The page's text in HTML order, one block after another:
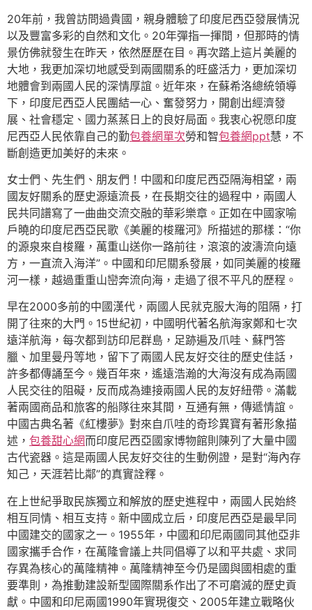
20年前，我曾訪問過貴國，親身體驗了印度尼西亞發展情況
以及豐富多彩的自然和文化。20年彈指一揮間，但那時的情
景仿佛就發生在昨天，依然歷歷在目。再次踏上這片美麗的
大地，我更加深切地感受到兩國關系的旺盛活力，更加深切
地體會到兩國人民的深情厚誼。近年來，在蘇希洛總統領導
下，印度尼西亞人民團結一心、奮發努力，開創出經濟發
展、社會穩定、國力蒸蒸日上的良好局面。我衷心祝愿印度
尼西亞人民依靠自己的勤包養網單次勞和智包養網ppt慧，不
斷創造更加美好的未來。
女士們、先生們、朋友們！中國和印度尼西亞隔海相望，兩
國友好關系的歷史源遠流長，在長期交往的過程中，兩國人
民共同譜寫了一曲曲交流交融的華彩樂章。正如在中國家喻
戶曉的印度尼西亞民歌《美麗的梭羅河》所描述的那樣：“你
的源泉來自梭羅，萬重山送你一路前往，滾滾的波濤流向遠
方，一直流入海洋”。中國和印尼關系發展，如同美麗的梭羅
河一樣，越過重重山巒奔流向海，走過了很不平凡的歷程。
早在2000多前的中國漢代，兩國人民就克服大海的阻隔，打
開了往來的大門。15世紀初，中國明代著名航海家鄭和七次
遠洋航海，每次都到訪印尼群島，足跡遍及爪哇、蘇門答
臘、加里曼丹等地，留下了兩國人民友好交往的歷史佳話，
許多都傳誦至今。幾百年來，遙遠浩瀚的大海沒有成為兩國
人民交往的阻礙，反而成為連接兩國人民的友好紐帶。滿載
著兩國商品和旅客的船隊往來其間，互通有無，傳遞情誼。
中國古典名著《紅樓夢》對來自爪哇的奇珍異寶有著形象描
述， 包養甜心網而印度尼西亞國家博物館則陳列了大量中國
古代瓷器。這是兩國人民友好交往的生動例證，是對“海內存
知己，天涯若比鄰”的真實詮釋。
在上世紀爭取民族獨立和解放的歷史進程中，兩國人民始終
相互同情、相互支持。新中國成立后，印度尼西亞是最早同
中國建交的國家之一。1955年，中國和印尼兩國同其他亞非
國家攜手合作，在萬隆會議上共同倡導了以和平共處、求同
存異為核心的萬隆精神。萬隆精神至今仍是國與國相處的重
要準則，為推動建設新型國際關系作出了不可磨滅的歷史貢
獻。中國和印尼兩國1990年實現復交、2005年建立戰略伙